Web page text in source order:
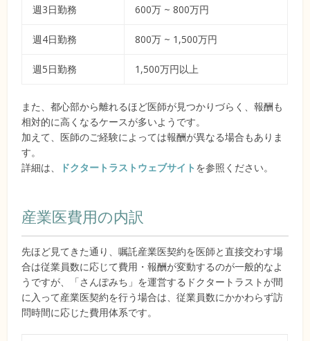
週3日勤務 600万 ~ 800万円
週4日勤務 800万 ~ 1,500万円
週5日勤務 1,500万円以上
また、都心部から離れるほど医師が見つかりづらく、報酬も
相対的に高くなるケースが多いようです。
加えて、医師のご経験によっては報酬が異なる場合もありま
す。
詳細は、
ドクタートラストウェブサイト を参照ください。
産業医費用の内訳
先ほど見てきた通り、嘱託産業医契約を医師と直接交わす場
合は従業員数に応じて費用・報酬が変動するのが一般的なよ
うですが、「さんぽみち」を運営するドクタートラストが間
に入って産業医契約を行う場合は、従業員数にかかわらず訪
問時間に応じた費用体系です。